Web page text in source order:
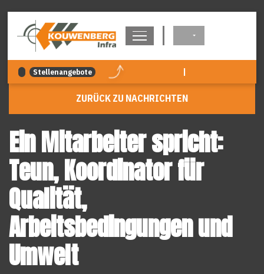
Stellenangebote |
ZURÜCK ZU NACHRICHTEN
Ein Mitarbeiter spricht:
Teun, Koordinator für
Qualität,
Arbeitsbedingungen und
Umwelt